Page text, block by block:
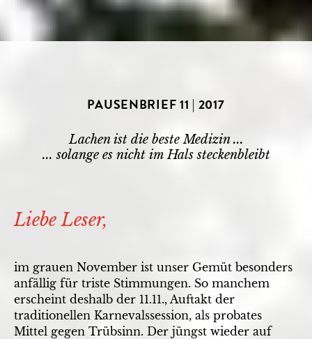
PAUSENBRIEF 11 | 2017
Lachen ist die beste Medizin ...
... solange es nicht im Hals steckenbleibt
Liebe Leser,
im grauen November ist unser Gemüt besonders
anfällig für triste Stimmungen. So manchem
erscheint deshalb der 11.11., Auftakt der
traditionellen Karnevalssession, als probates
Mittel gegen Trübsinn. Der jüngst wieder auf